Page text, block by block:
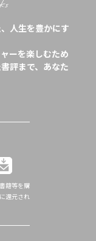
人生を豊かにす
ーを楽しむため
評まで、あなた
籍等を購
還元され